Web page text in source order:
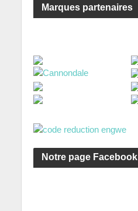
Marques partenaires
Notre page Facebook